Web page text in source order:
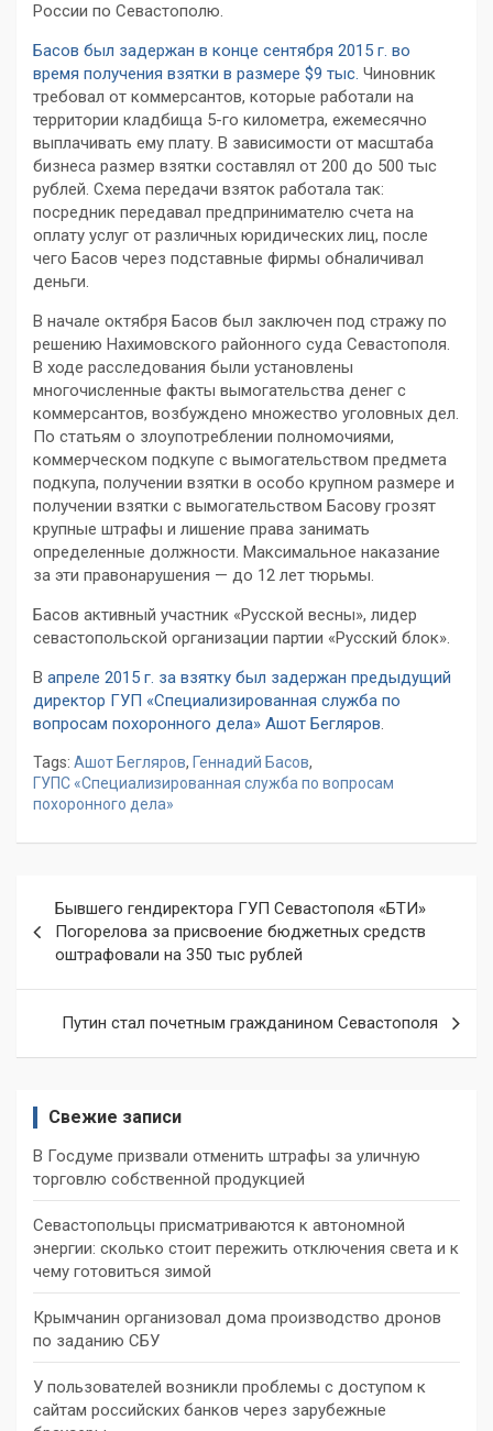
России по Севастополю.
Басов был задержан в конце сентября 2015 г. во
время получения взятки в размере $9 тыс. Чиновник
требовал от коммерсантов, которые работали на
территории кладбища 5-го километра, ежемесячно
выплачивать ему плату. В зависимости от масштаба
бизнеса размер взятки составлял от 200 до 500 тыс
рублей. Схема передачи взяток работала так:
посредник передавал предпринимателю счета на
оплату услуг от различных юридических лиц, после
чего Басов через подставные фирмы обналичивал
деньги.
В начале октября Басов был заключен под стражу по
решению Нахимовского районного суда Севастополя.
В ходе расследования были установлены
многочисленные факты вымогательства денег с
коммерсантов, возбуждено множество уголовных дел.
По статьям о злоупотреблении полномочиями,
коммерческом подкупе с вымогательством предмета
подкупа, получении взятки в особо крупном размере и
получении взятки с вымогательством Басову грозят
крупные штрафы и лишение права занимать
определенные должности. Максимальное наказание
за эти правонарушения — до 12 лет тюрьмы.
Басов активный участник «Русской весны», лидер
севастопольской организации партии «Русский блок».
В апреле 2015 г. за взятку был задержан предыдущий
директор ГУП «Специализированная служба по
вопросам похоронного дела» Ашот Бегляров.
Tags: Ашот Бегляров, Геннадий Басов,
ГУПС «Специализированная служба по вопросам
похоронного дела»
по
записям
Бывшего гендиректора ГУП Севастополя «БТИ»
Погорелова за присвоение бюджетных средств
оштрафовали на 350 тыс рублей
Путин стал почетным гражданином Севастополя
Свежие записи
В Госдуме призвали отменить штрафы за уличную
торговлю собственной продукцией
Севастопольцы присматриваются к автономной
энергии: сколько стоит пережить отключения света и к
чему готовиться зимой
Крымчанин организовал дома производство дронов
по заданию СБУ
У пользователей возникли проблемы с доступом к
сайтам российских банков через зарубежные